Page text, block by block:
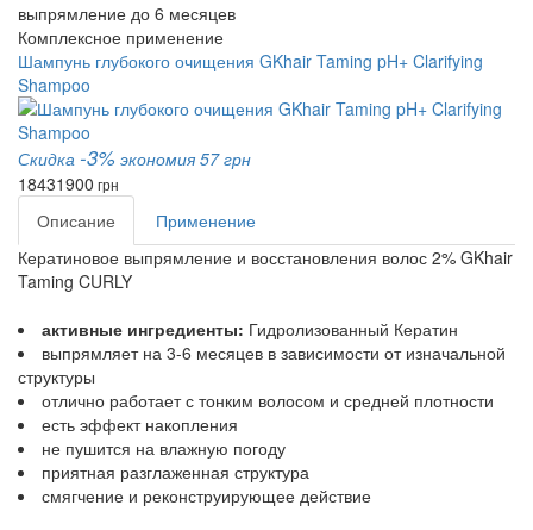
выпрямление до 6 месяцев
Комплексное применение
Шампунь глубокого очищения GKhair Taming pH+ Clarifying
Shampoo
Скидка -3% экономия 57 грн
18431900 грн
Описание
Применение
Кератиновое выпрямление и восстановления волос 2% GKhair
Taming CURLY
активные ингредиенты: Гидролизованный Кератин
выпрямляет на 3-6 месяцев в зависимости от изначальной
структуры
отлично работает с тонким волосом и средней плотности
есть эффект накопления
не пушится на влажную погоду
приятная разглаженная структура
смягчение и реконструирующее действие